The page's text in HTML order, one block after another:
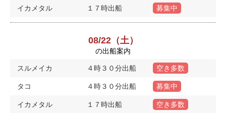
イカメタル １７時出船 募集中
08/22（土）
の出船案内
スルメイカ ４時３０分出船 空き多数
タコ ４時３０分出船 募集中
イカメタル １７時出船 空き多数